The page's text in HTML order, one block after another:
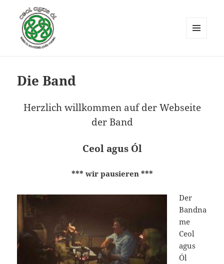
Die Band
Herzlich willkommen auf der Webseite
der Band
Ceol agus Ól
*** wir pausieren ***
Der
Bandna
me
Ceol
agus
Ól